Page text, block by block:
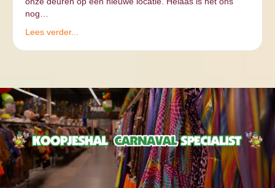
nog…
Lees verder...